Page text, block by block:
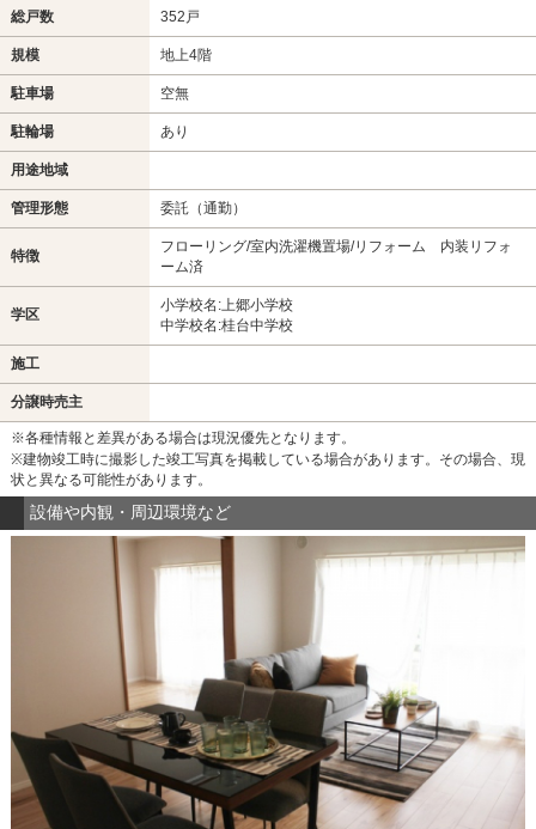
総戸数 352戸
規模 地上4階
駐車場 空無
駐輪場 あり
用途地域
管理形態 委託（通勤）
特徴
フローリング/室内洗濯機置場/リフォーム 内装リフォ
ーム済
学区
小学校名:上郷小学校
中学校名:桂台中学校
施工
分譲時売主
※各種情報と差異がある場合は現況優先となります。
※建物竣工時に撮影した竣工写真を掲載している場合があります。その場合、現
状と異なる可能性があります。
設備や内観・周辺環境など